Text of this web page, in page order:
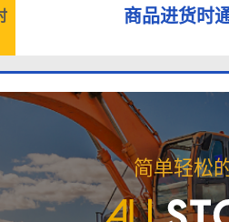
商品进货时
简单轻松